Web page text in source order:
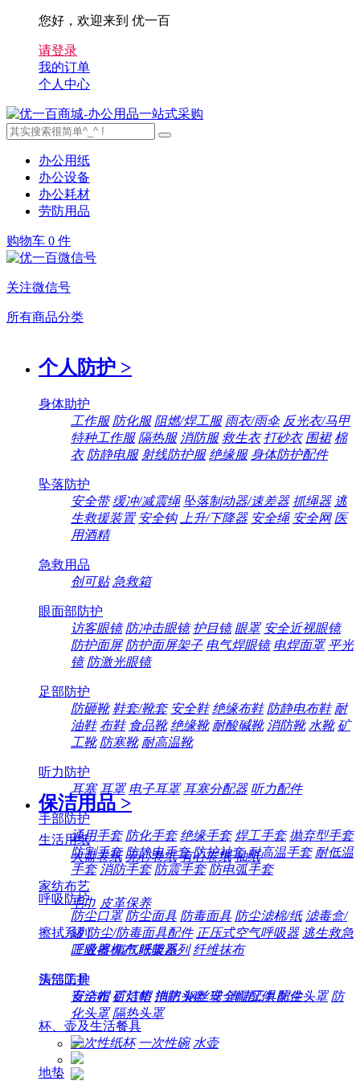
您好，欢迎来到 优一百
请登录
我的订单
个人中心
办公用纸
办公设备
办公耗材
劳防用品
购物车 0 件
关注微信号
所有商品分类
个人防护 >
身体助护
工作服 防化服 阻燃/焊工服 雨衣/雨伞 反光衣/马甲
特种工作服 隔热服 消防服 救生衣 打砂衣 围裙 棉
衣 防静电服 射线防护服 绝缘服 身体防护配件
坠落防护
安全带 缓冲/减震绳 坠落制动器/速差器 抓绳器 逃
生救援装置 安全钩 上升/下降器 安全绳 安全网 医
用酒精
急救用品
创可贴 急救箱
眼面部防护
访客眼镜 防冲击眼镜 护目镜 眼罩 安全近视眼镜
防护面屏 防护面屏架子 电气焊眼镜 电焊面罩 平光
镜 防激光眼镜
足部防护
防砸靴 鞋套/靴套 安全鞋 绝缘布鞋 防静电布鞋 耐
油鞋 布鞋 食品靴 绝缘靴 耐酸碱靴 消防靴 水靴 矿
工靴 防寒靴 耐高温靴
听力防护
耳塞 耳罩 电子耳罩 耳塞分配器 听力配件
手部防护
通用手套 防化手套 绝缘手套 焊工手套 抛弃型手套
防割手套 防静电手套 防护袖套 耐高温手套 耐低温
手套 消防手套 防震手套 防电弧手套
呼吸防护
防尘口罩 防尘面具 防毒面具 防尘滤棉/纸 滤毒盒/
罐 防尘/防毒面具配件 正压式空气呼吸器 逃生救急
呼吸器 氧气呼吸器
头部防护
安全帽 矿灯帽 消防头盔 安全帽配件 防尘头罩 防
化头罩 隔热头罩
保洁用品 >
生活用纸
大盘卷纸 无心卷纸 有心卷纸 抽纸
家纺布艺
毛巾 皮革保养
擦拭系列
工业擦机布 纸架系列 纤维抹布
清洁工具
百洁布 百洁垫 拖把 钢丝球 清洁工具配件
杯、壶及生活餐具
一次性纸杯 一次性碗 水壶
地垫